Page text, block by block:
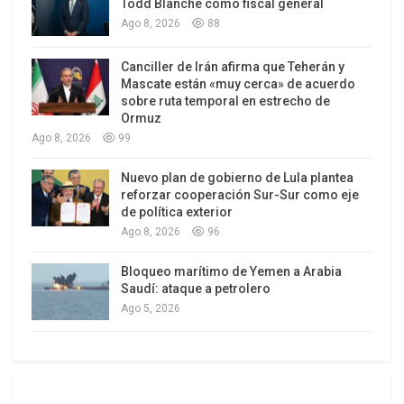
seísmos del 24 de junio las réplicas se
incrementaron en 53 comparado con el dato del
domingo al alzanzar hoy mil 048.
Este lunes desde el aeropuerto internacional
Simón Bolívar de Maiquetía, estado de La Guaira,
aún inactivo en sus vuelos comerciales, el
canciller Yván Gil informó que allí se implementan
“rigurosos protocolos de registro y control” a
través del Sistema Centinela para asegurar la
arriban al país.
Destacó que la ayuda humanitaria internacional
Todd Blanche como fiscal general
Ago 8, 2026 88
Canciller de Irán afirma que Teherán y
Mascate están «muy cerca» de acuerdo
sobre ruta temporal en estrecho de
Ormuz
Ago 8, 2026 99
Nuevo plan de gobierno de Lula plantea
reforzar cooperación Sur-Sur como eje
de política exterior
Ago 8, 2026 96
Bloqueo marítimo de Yemen a Arabia
Saudí: ataque a petrolero
Ago 5, 2026